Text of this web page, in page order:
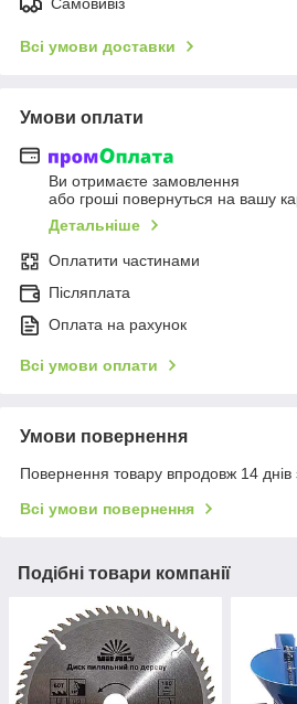
Всі умови доставки
Умови оплати
Ви отримаєте замовлення
або гроші повернуться на вашу
Детальніше
Оплатити частинами
Післяплата
Оплата на рахунок
Всі умови оплати
Умови повернення
Повернення товару впродовж 14 днів
Всі умови повернення
Подібні товари компанії